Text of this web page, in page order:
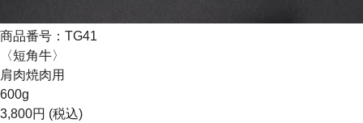
商品番号：TG41
〈短角牛〉
肩肉焼肉用
600g
3,800円 (税込)